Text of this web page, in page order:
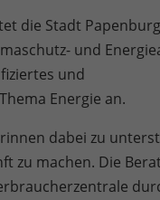
die Stadt
und
und
Energie an.
dabei zu
zu machen. Die